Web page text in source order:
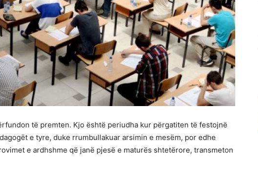
të premten. Kjo është periudha kur përgatiten të festojnë
e tyre, duke rrumbullakuar arsimin e mesëm, por edhe
e ardhshme që janë pjesë e maturës shtetërore, transmeton